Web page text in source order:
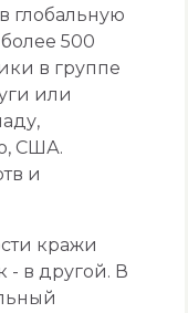
глобальную
500
в группе
или
США.
и
кражи
- в другой. В